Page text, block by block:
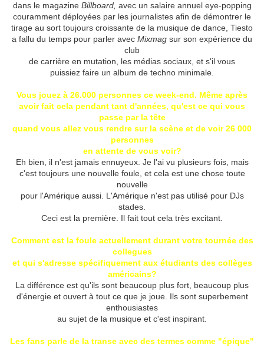
dans le magazine Billboard, avec un salaire annuel eye-popping
couramment déployées par les journalistes afin de démontrer le
tirage au sort toujours croissante de la musique de dance, Tiesto
a fallu du temps pour parler avec Mixmag sur son expérience du
club
de carrière en mutation, les médias sociaux, et s'il vous
puissiez faire un album de techno minimale.
Vous jouez à 26.000 personnes ce week-end. Même après
avoir fait cela pendant tant d'années, qu'est ce qui vous
passe par la tête
quand vous allez vous rendre sur la scène et de voir 26 000
personnes
en attente de vous voir?
Eh bien, il n'est jamais ennuyeux. Je l'ai vu plusieurs fois, mais
c'est toujours une nouvelle foule, et cela est une chose toute
nouvelle
pour l'Amérique aussi. L'Amérique n'est pas utilisé pour DJs
stades.
Ceci est la première. Il fait tout cela très excitant.
Comment est la foule actuellement durant votre tournée des
collegues
et qui s'adresse spécifiquement aux étudiants des collèges
américains?
La différence est qu'ils sont beaucoup plus fort, beaucoup plus
d'énergie et ouvert à tout ce que je joue. Ils sont superbement
enthousiastes
au sujet de la musique et c'est inspirant.
Les fans parle de la transe avec des termes comme "épique"